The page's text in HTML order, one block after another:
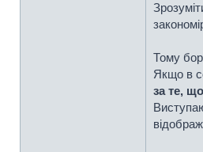
Тому
Якщо в
за те,